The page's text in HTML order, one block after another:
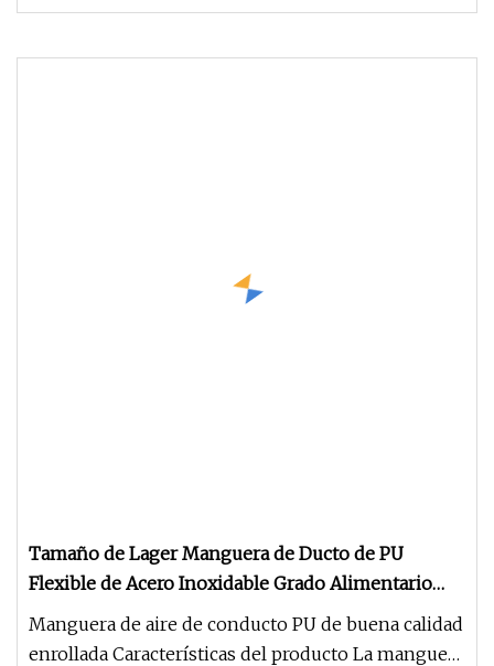
Tamaño de Lager Manguera de Ducto de PU
Flexible de Acero Inoxidable Grado Alimentario
300mm
Manguera de aire de conducto PU de buena calidad
enrollada Características del producto La manguera